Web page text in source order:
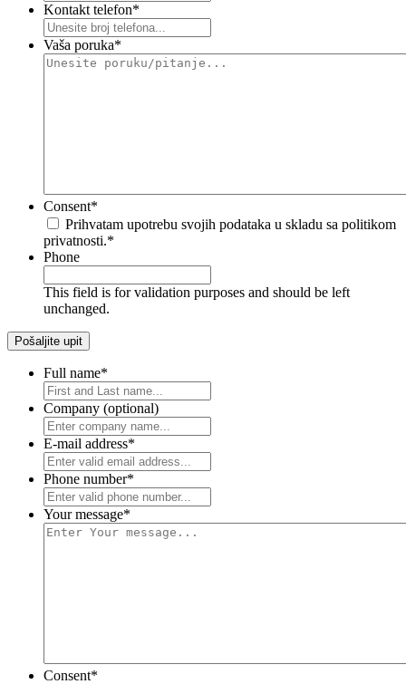
Kontakt telefon*
Vaša poruka*
Consent*
Prihvatam upotrebu svojih podataka u skladu sa politikom
privatnosti.*
Phone
This field is for validation purposes and should be left
unchanged.
Full name*
Company (optional)
E-mail address*
Phone number*
Your message*
Consent*